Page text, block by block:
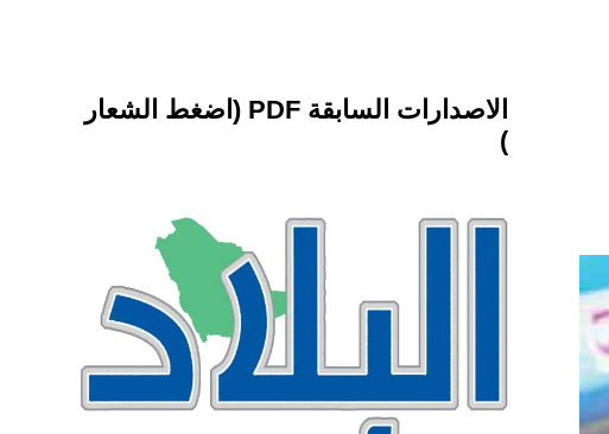
الاصدارات السابقة PDF (اضغط الشعار
)